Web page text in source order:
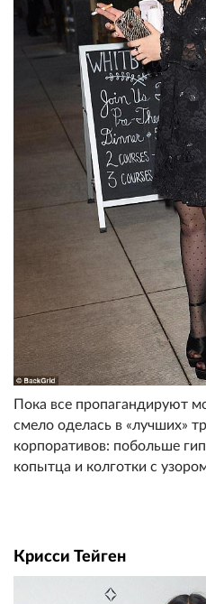
Пока все пропагандируют
смело оделась в «лучших»
корпоративов: побольше
копытца и колготки с
Крисси Тейген